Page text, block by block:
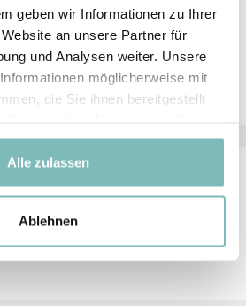
geben wir Informationen zu Ihrer
an unsere Partner für
und Analysen weiter. Unsere
möglicherweise mit
die Sie ihnen bereitgestellt
Alle zulassen
Ablehnen
diehairbandsmit warmem
Seife waschen.
an jedem trockenen Ort